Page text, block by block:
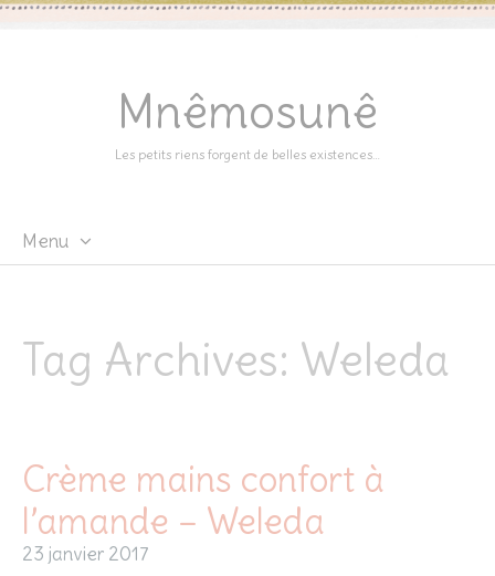
Mnêmosunê
Les petits riens forgent de belles existences…
Menu
Tag Archives: Weleda
Crème mains confort à
l’amande – Weleda
23 janvier 2017